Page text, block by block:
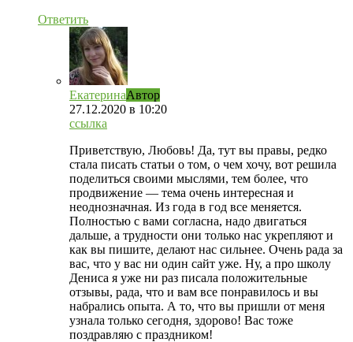
Ответить
ЕкатеринаАвтор
27.12.2020 в 10:20
ссылка
Приветствую, Любовь! Да, тут вы правы, редко
стала писать статьи о том, о чем хочу, вот решила
поделиться своими мыслями, тем более, что
продвижение — тема очень интересная и
неоднозначная. Из года в год все меняется.
Полностью с вами согласна, надо двигаться
дальше, а трудности они только нас укрепляют и
как вы пишите, делают нас сильнее. Очень рада за
вас, что у вас ни один сайт уже. Ну, а про школу
Дениса я уже ни раз писала положительные
отзывы, рада, что и вам все понравилось и вы
набрались опыта. А то, что вы пришли от меня
узнала только сегодня, здорово! Вас тоже
поздравляю с праздником!